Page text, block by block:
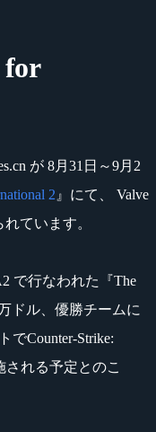
for
が 8月31日～9月2
2 』にて、 Valve
ています。
で行なわれた『The
ドル、優勝チームに
でCounter-Strike:
される予定とのこ